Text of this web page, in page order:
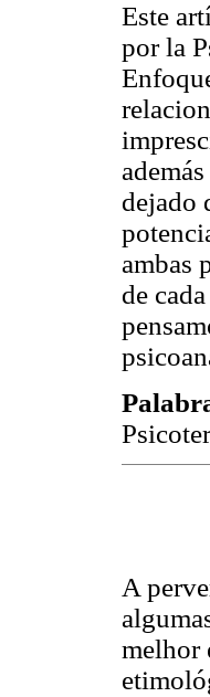
Este
por la
dejado
ambas
de
A
melhor